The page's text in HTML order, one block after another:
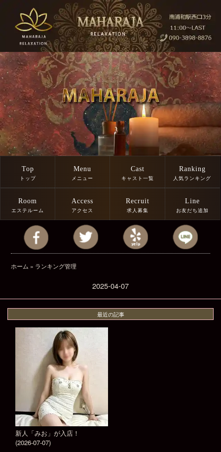
Top
トップ
Menu
メニュー
Cast
キャスト一覧
Ranking
人気ランキング
Room
エステルーム
Access
アクセス
Recruit
求人募集
Line
お友だち追加
ホーム » ランキング管理
2025-04-07
最近の記事
新人「みお」が入店！
(2026-07-07)